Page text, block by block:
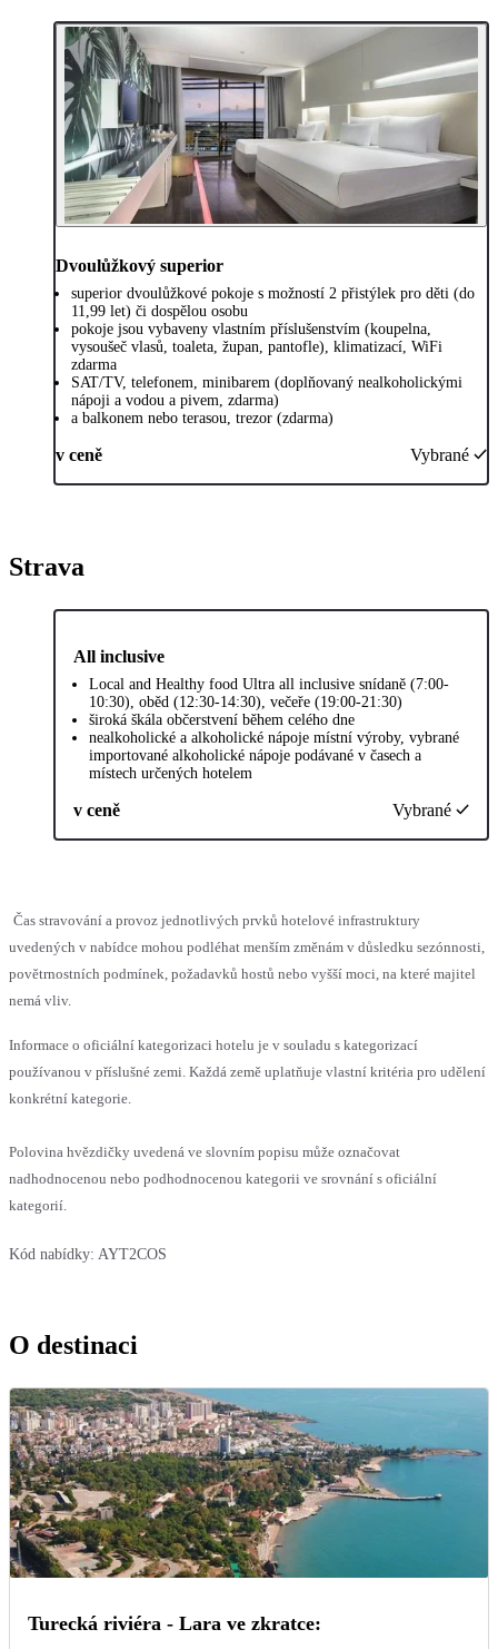
Dvoulůžkový superior
superior dvoulůžkové pokoje s možností 2 přistýlek pro děti (do
11,99 let) či dospělou osobu
pokoje jsou vybaveny vlastním příslušenstvím (koupelna,
vysoušeč vlasů, toaleta, župan, pantofle), klimatizací, WiFi
zdarma
SAT/TV, telefonem, minibarem (doplňovaný nealkoholickými
nápoji a vodou a pivem, zdarma)
a balkonem nebo terasou, trezor (zdarma)
v ceně Vybrané
Strava
All inclusive
Local and Healthy food Ultra all inclusive snídaně (7:00-
10:30), oběd (12:30-14:30), večeře (19:00-21:30)
široká škála občerstvení během celého dne
nealkoholické a alkoholické nápoje místní výroby, vybrané
importované alkoholické nápoje podávané v časech a
místech určených hotelem
v ceně Vybrané
Čas stravování a provoz jednotlivých prvků hotelové infrastruktury
uvedených v nabídce mohou podléhat menším změnám v důsledku sezónnosti,
povětrnostních podmínek, požadavků hostů nebo vyšší moci, na které majitel
nemá vliv.
Informace o oficiální kategorizaci hotelu je v souladu s kategorizací
používanou v příslušné zemi. Každá země uplatňuje vlastní kritéria pro udělení
konkrétní kategorie.
Polovina hvězdičky uvedená ve slovním popisu může označovat
nadhodnocenou nebo podhodnocenou kategorii ve srovnání s oficiální
kategorií.
Kód nabídky: AYT2COS
O destinaci
Turecká riviéra - Lara ve zkratce: